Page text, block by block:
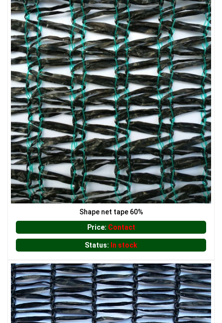
LƯỚI HÀNG RÀO HÌNH VUÔNG
LƯỚI CHE NẮNG
LƯỚI CHẮN GIÓ
LƯỚI CHẮN CÔN TRÙNG
Shape net tape 60%
Price: Contact
Status: In stock